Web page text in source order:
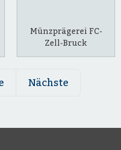
Münzprägerei FC-
Zell-Bruck
Nächste